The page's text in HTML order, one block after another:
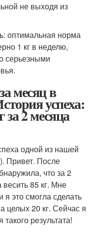
не выходя из
оптимальная норма
1 кг в неделю,
серьезными
месяц в
успеха:
за 2 месяца
одной из нашей
Привет. После
что за 2
весить 85 кг. Мне
я это смогла сделать
целых 20 кг. Сейчас я
результата!